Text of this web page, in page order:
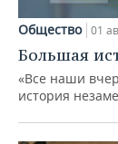
Общество 01
Большая
«Все наши
история